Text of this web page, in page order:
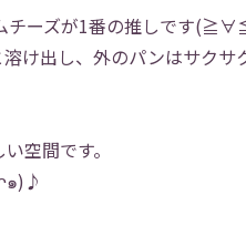
チーズが1番の推しです
け出し、外のパンはサクサ
空間です。
๑)♪